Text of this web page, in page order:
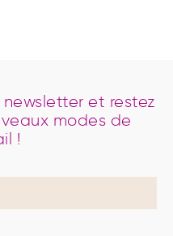
et restez
modes de
!